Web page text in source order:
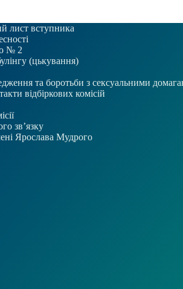
лист вступника
№ 2
(цькування)
та боротьби з сексуальними
відбіркових комісій
зв’язку
Ярослава Мудрого